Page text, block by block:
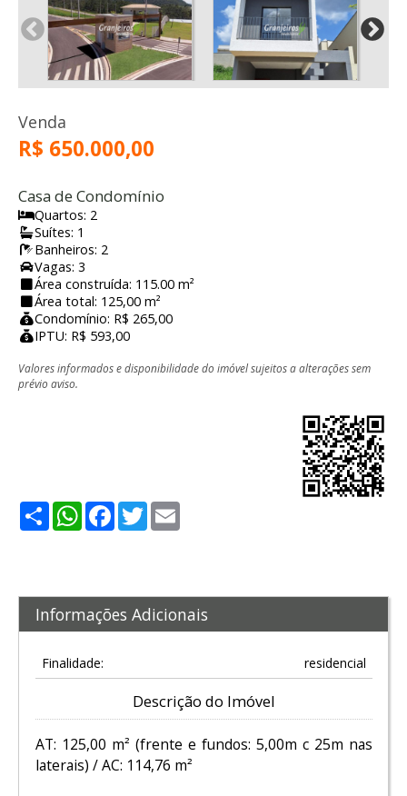
Venda
R$ 650.000,00
Casa de Condomínio
Quartos: 2
Suítes: 1
Banheiros: 2
Vagas: 3
Área construída: 115.00 m²
Área total: 125,00 m²
Condomínio: R$ 265,00
IPTU: R$ 593,00
Valores informados e disponibilidade do imóvel sujeitos a alterações sem
prévio aviso.
ShareWhatsApp
Facebook
Twitter
Informações Adicionais
Finalidade: residencial
Descrição do Imóvel
AT: 125,00 m² (frente e fundos: 5,00m c 25m nas
laterais) / AC: 114,76 m²